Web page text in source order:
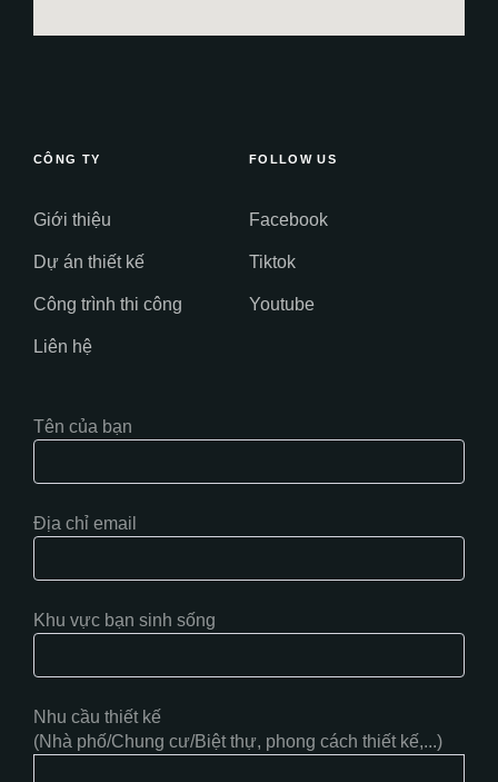
CÔNG TY
Giới thiệu
Dự án thiết kế
Công trình thi công
Liên hệ
FOLLOW US
Facebook
Tiktok
Youtube
Tên của bạn
Địa chỉ email
Khu vực bạn sinh sống
Nhu cầu thiết kế
(Nhà phố/Chung cư/Biệt thự, phong cách thiết kế,...)